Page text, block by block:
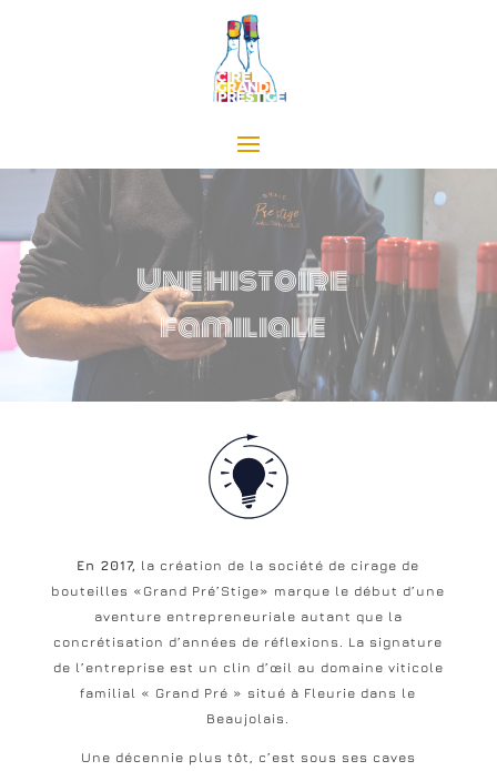
Une histoire
familiale
En 2017, la création de la société de cirage de
bouteilles «Grand Pré’Stige» marque le début d’une
aventure entrepreneuriale autant que la
concrétisation d’années de réflexions. La signature
de l’entreprise est un clin d’œil au domaine viticole
familial « Grand Pré » situé à Fleurie dans le
Beaujolais.
Une décennie plus tôt, c’est sous ses caves